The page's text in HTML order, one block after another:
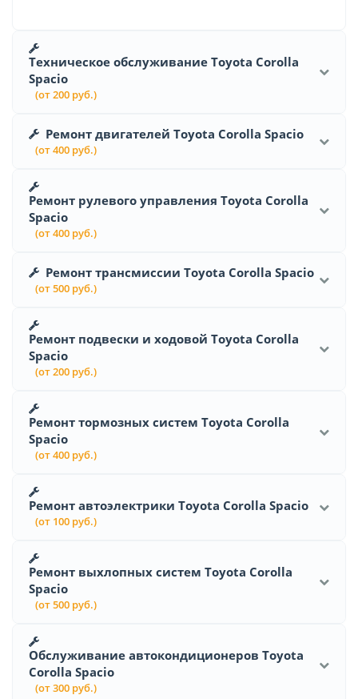
Техническое обслуживание Toyota Corolla
Spacio
(от 200 руб.)
Ремонт двигателей Toyota Corolla Spacio
(от 400 руб.)
Ремонт рулевого управления Toyota Corolla
Spacio
(от 400 руб.)
Ремонт трансмиссии Toyota Corolla Spacio
(от 500 руб.)
Ремонт подвески и ходовой Toyota Corolla
Spacio
(от 200 руб.)
Ремонт тормозных систем Toyota Corolla
Spacio
(от 400 руб.)
Ремонт автоэлектрики Toyota Corolla Spacio
(от 100 руб.)
Ремонт выхлопных систем Toyota Corolla
Spacio
(от 500 руб.)
Обслуживание автокондиционеров Toyota
Corolla Spacio
(от 300 руб.)